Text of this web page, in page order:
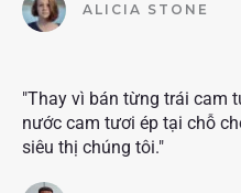
ALICIA STONE
"Thay vì bán từng trái cam
nước cam tươi ép tại chỗ
siêu thị chúng tôi."